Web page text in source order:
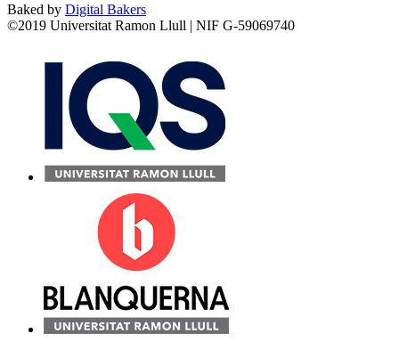
Baked by Digital Bakers
©2019 Universitat Ramon Llull | NIF G-59069740